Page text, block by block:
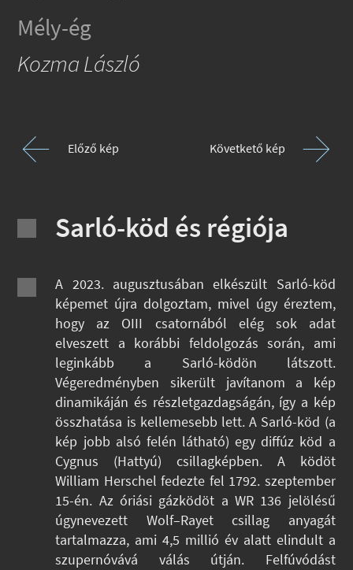
Mély-ég
Kozma László
Előző kép Követkető kép
Sarló-köd és régiója
A 2023. augusztusában elkészült Sarló-köd
képemet újra dolgoztam, mivel úgy éreztem,
hogy az OIII csatornából elég sok adat
elveszett a korábbi feldolgozás során, ami
leginkább a Sarló-ködön látszott.
Végeredményben sikerült javítanom a kép
dinamikáján és részletgazdagságán, így a kép
összhatása is kellemesebb lett. A Sarló-köd (a
kép jobb alsó felén látható) egy diffúz köd a
Cygnus (Hattyú) csillagképben. A ködöt
William Herschel fedezte fel 1792. szeptember
15-én. Az óriási gázködöt a WR 136 jelölésű
úgynevezett Wolf–Rayet csillag anyagát
tartalmazza, ami 4,5 millió év alatt elindult a
szupernóvává válás útján. Felfúvódást